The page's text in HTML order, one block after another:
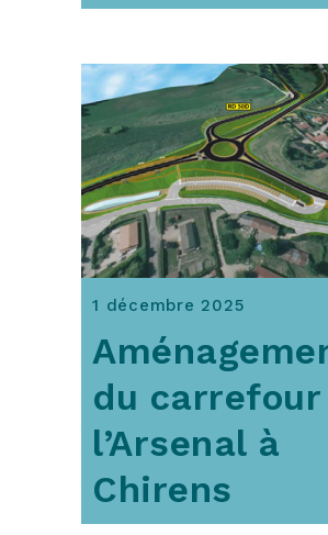
1 décembre 2025
du carrefour
l’Arsenal à
Chirens